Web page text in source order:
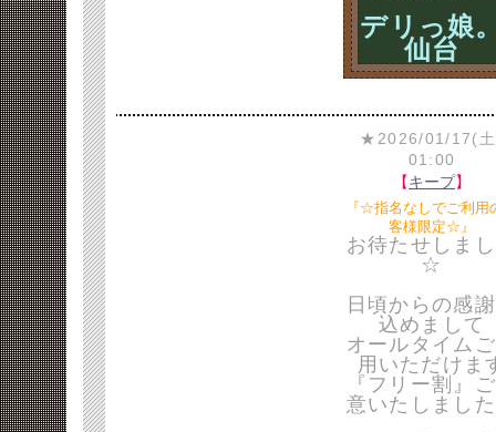
デリっ娘
仙台
★2026/01/17(
01:00
【キープ】
『☆指名なしでご利用
客様限定☆』
お待たせしま
☆
日頃からの感
込めまして
オールタイム
用いただけま
『フリー割』
意いたしまし